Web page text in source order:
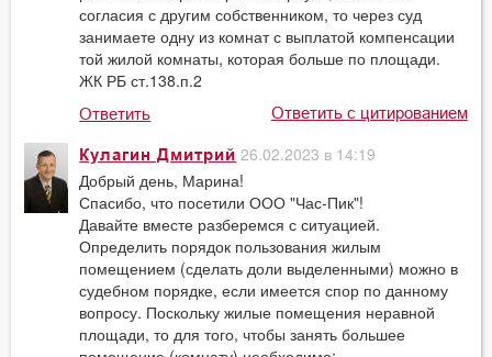
согласия с другим собственником, то через суд
занимаете одну из комнат с выплатой компенсации
той жилой комнаты, которая больше по площади.
ЖК РБ ст.138.п.2
Ответить Ответить с цитированием
Кулагин Дмитрий 26.02.2023 в 14:19
Добрый день, Марина!
Спасибо, что посетили ООО "Час-Пик"!
Давайте вместе разберемся с ситуацией.
Определить порядок пользования жилым
помещением (сделать доли выделенными) можно в
судебном порядке, если имеется спор по данному
вопросу. Поскольку жилые помещения неравной
площади, то для того, чтобы занять большее